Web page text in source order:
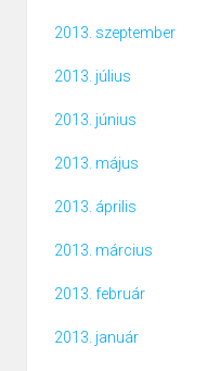
2013. szeptember
2013. július
2013. június
2013. május
2013. április
2013. március
2013. február
2013. január